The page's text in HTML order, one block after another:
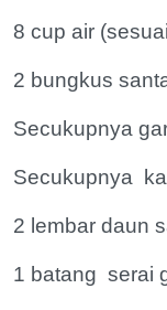
8 cup air
2 bungkus
Secukupnya
Secukupnya
2 lembar daun
1 batang serai